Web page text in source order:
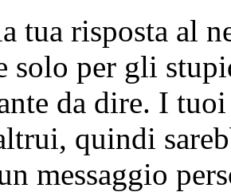
tua risposta al
solo per gli
da dire. I
quindi
messaggio